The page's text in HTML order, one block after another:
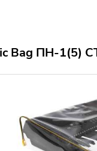
Bag ПН-1(5)